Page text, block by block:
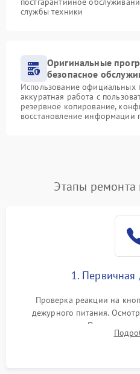
службы техники
Оригинальные
безопасное
Использование официальных
аккуратная работа с
резервное копирование,
восстановление информации
Этапы ремонта
1. Первичная
Проверка реакции на
дежурного питания.
повреждения.
изображения, работы